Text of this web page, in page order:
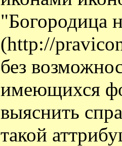
"Богородица
(http://
без
имеющихся
выяснить
такой